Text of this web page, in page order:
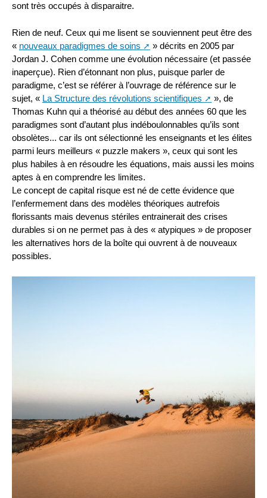
sont très occupés à disparaitre.
Rien de neuf. Ceux qui me lisent se souviennent peut être des
« nouveaux paradigmes de soins
» décrits en 2005 par
Jordan J. Cohen comme une évolution nécessaire (et passée
inaperçue). Rien d’étonnant non plus, puisque parler de
paradigme, c’est se référer à l’ouvrage de référence sur le
sujet, « La Structure des révolutions scientifiques
», de
Thomas Kuhn qui a théorisé au début des années 60 que les
paradigmes sont d’autant plus indéboulonnables qu’ils sont
obsolètes... car ils ont sélectionné les enseignants et les élites
parmi leurs meilleurs « puzzle makers », ceux qui sont les
plus habiles à en résoudre les équations, mais aussi les moins
aptes à en comprendre les limites.
Le concept de capital risque est né de cette évidence que
l’enfermement dans des modèles théoriques autrefois
florissants mais devenus stériles entrainerait des crises
durables si on ne permet pas à des « atypiques » de proposer
les alternatives hors de la boîte qui ouvrent à de nouveaux
possibles.